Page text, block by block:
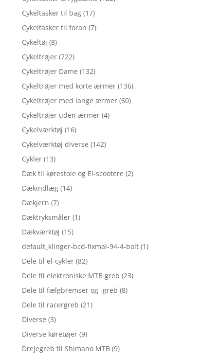
Cykeltasker til bag (17)
Cykeltasker til foran (7)
Cykeltøj (8)
Cykeltrøjer (722)
Cykeltrøjer Dame (132)
Cykeltrøjer med korte ærmer (136)
Cykeltrøjer med lange ærmer (60)
Cykeltrøjer uden ærmer (4)
Cykelværktøj (16)
Cykelværktøj diverse (142)
Cykler (13)
Dæk til kørestole og El-scootere (2)
Dækindlæg (14)
Dækjern (7)
Dæktryksmåler (1)
Dækværktøj (15)
default_klinger-bcd-fixmal-94-4-bolt (1)
Dele til el-cykler (82)
Dele til elektroniske MTB greb (23)
Dele til fælgbremser og -greb (8)
Dele til racergreb (21)
Diverse (3)
Diverse køretøjer (9)
Drejegreb til Shimano MTB (9)